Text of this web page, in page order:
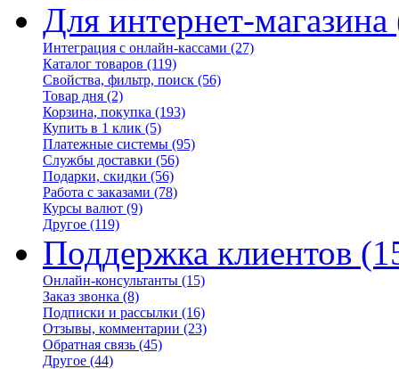
Для интернет-магазина
Интеграция с онлайн-кассами (27)
Каталог товаров (119)
Свойства, фильтр, поиск (56)
Товар дня (2)
Корзина, покупка (193)
Купить в 1 клик (5)
Платежные системы (95)
Службы доставки (56)
Подарки, скидки (56)
Работа с заказами (78)
Курсы валют (9)
Другое (119)
Поддержка клиентов
Онлайн-консультанты (15)
Заказ звонка (8)
Подписки и рассылки (16)
Отзывы, комментарии (23)
Обратная связь (45)
Другое (44)